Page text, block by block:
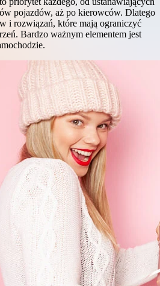
pojazdów, aż po kierowców. Dlatego
i rozwiązań, które mają ograniczyć
Bardzo ważnym elementem jest